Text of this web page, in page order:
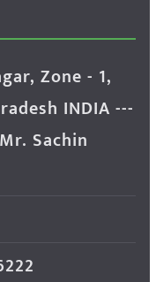
Zone - 1,
INDIA ---
Sachin